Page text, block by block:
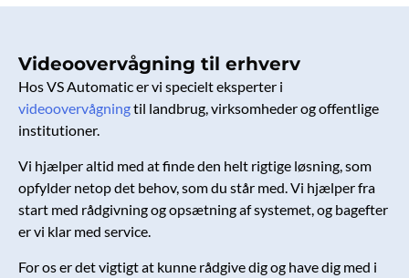
Videoovervågning til erhverv
Hos VS Automatic er vi specielt eksperter i
videoovervågningtil landbrug, virksomheder og offentlige
institutioner.
Vi hjælper altid med at finde den helt rigtige løsning, som
opfylder netop det behov, som du står med. Vi hjælper fra
start med rådgivning og opsætning af systemet, og bagefter
er vi klar med service.
For os er det vigtigt at kunne rådgive dig og have dig med i